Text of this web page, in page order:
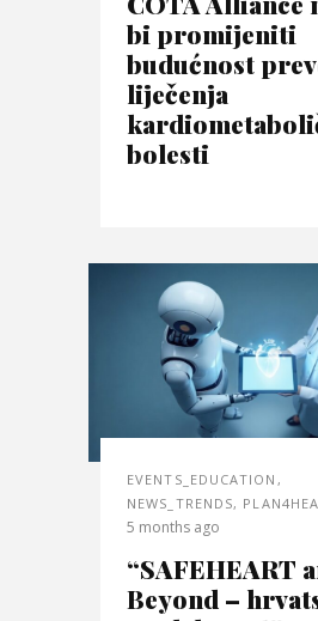
bi promijeniti
budućnost
liječenja
bolesti
EVENTS_EDUCATION ,
NEWS_TRENDS,
5 months ago
“SAFEHEART
Beyond –